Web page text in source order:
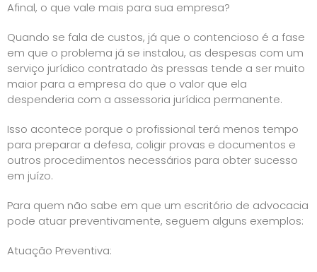
Afinal, o que vale mais para sua empresa?
Quando se fala de custos, já que o contencioso é a fase
em que o problema já se instalou, as despesas com um
serviço jurídico contratado às pressas tende a ser muito
maior para a empresa do que o valor que ela
despenderia com a assessoria jurídica permanente.
Isso acontece porque o profissional terá menos tempo
para preparar a defesa, coligir provas e documentos e
outros procedimentos necessários para obter sucesso
em juízo.
Para quem não sabe em que um escritório de advocacia
pode atuar preventivamente, seguem alguns exemplos:
Atuação Preventiva: